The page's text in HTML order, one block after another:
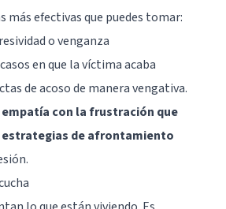
más efectivas que puedes tomar:
o venganza
en que la víctima acaba
de acoso de manera vengativa.
con la frustración que
de afrontamiento